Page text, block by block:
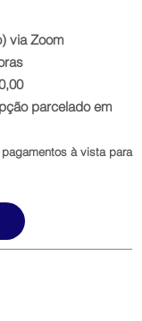
via Zoom
parcelado em
à vista para